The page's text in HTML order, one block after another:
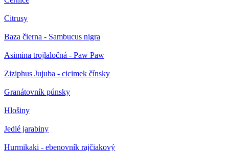
Citrusy
Baza čierna - Sambucus nigra
Asimina trojlaločná - Paw Paw
Ziziphus Jujuba - cicimek čínsky
Granátovník púnsky
Hlošiny
Jedlé jarabiny
Hurmikaki - ebenovník rajčiakový